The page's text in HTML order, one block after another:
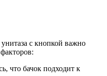
с кнопкой важно
что бачок подходит к